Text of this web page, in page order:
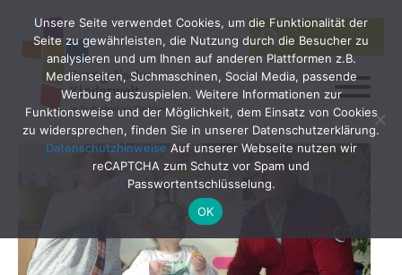
Search
for:
SEARCH
Unsere Seite verwendet Cookies, um die Funktionalität der
Seite zu gewährleisten, die Nutzung durch die Besucher zu
analysieren und um Ihnen auf anderen Plattformen z.B.
Medienseiten, Suchmaschinen, Social Media, passende
Werbung auszuspielen. Weitere Informationen zur
Funktionsweise und der Möglichkeit, dem Einsatz von Cookies
zu widersprechen, finden Sie in unserer Datenschutzerklärung.
Datenschutzhinweise Auf unserer Webseite nutzen wir
reCAPTCHA zum Schutz vor Spam und
Passwortentschlüsselung.
OK